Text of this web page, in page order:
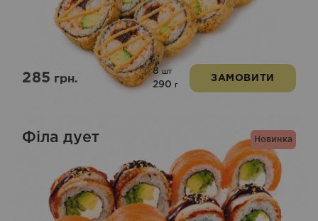
285грн.
8 шт
290 г
ЗАМОВИТИ
Новинка
Філа дует